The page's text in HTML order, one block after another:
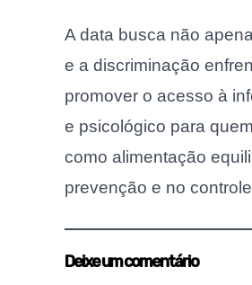
A data busca não
e a discriminação
promover o acesso à
e psicológico para
como alimentação
prevenção e no
Deixe um comentário